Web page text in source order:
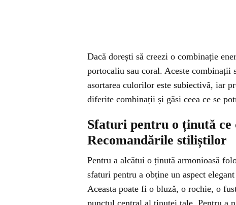
Dacă dorești să creezi o combinație
portocaliu sau coral. Aceste combinații
asortarea culorilor este subiectivă, iar
diferite combinații și găsi ceea ce se
Sfaturi pentru o ținută ce
Recomandările stiliștilor
Pentru a alcătui o ținută armonioasă
sfaturi pentru a obține un aspect
Aceasta poate fi o bluză, o rochie, o
punctul central al ținutei tale. Pentru a